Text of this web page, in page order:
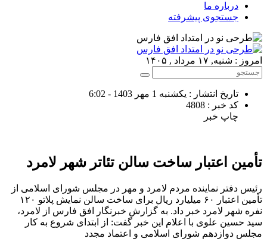
درباره ما
جستجوی پیشرفته
امروز : شنبه, ۱۷ مرداد , ۱۴۰۵
تاریخ انتشار : یکشنبه 1 مهر 1403 - 6:02
کد خبر : 4808
چاپ خبر
تأمین اعتبار ساخت سالن تئاتر شهر لامرد
رئیس دفتر نماینده مردم لامرد و مهر در مجلس شورای اسلامی از
تأمین اعتبار ۶٠ میلیارد ریال برای ساخت سالن نمایش پلاتو ١٢٠
نفره شهر لامرد خبر داد. به گزارش خبرنگار افق فارس از لامرد،
سید حسین علوی با اعلام این خبر گفت: از ابتدای شروع به کار
مجلس دوازدهم شورای اسلامی و اعتماد مجدد